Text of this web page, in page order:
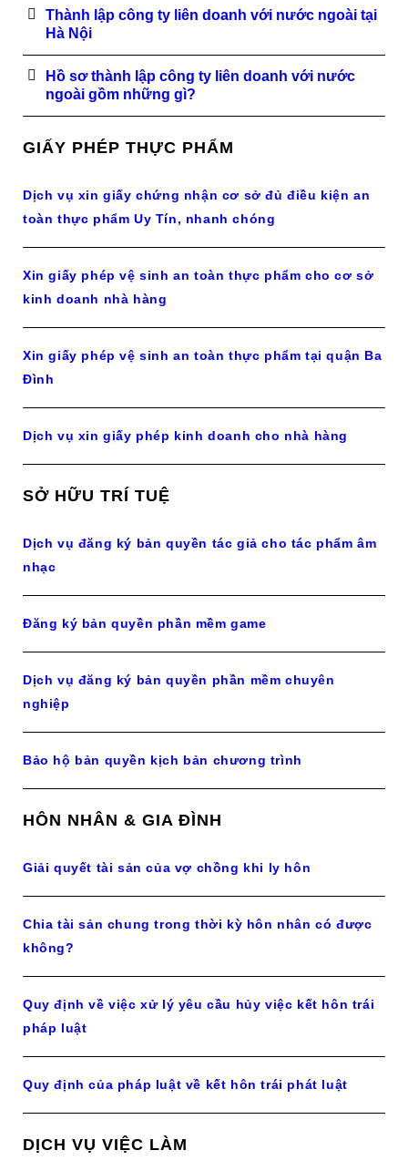
Thành lập công ty liên doanh với nước ngoài tại
Hà Nội
Hồ sơ thành lập công ty liên doanh với nước
ngoài gồm những gì?
GIẤY PHÉP THỰC PHẨM
Dịch vụ xin giấy chứng nhận cơ sở đủ điều kiện an
toàn thực phẩm Uy Tín, nhanh chóng
Xin giấy phép vệ sinh an toàn thực phẩm cho cơ sở
kinh doanh nhà hàng
Xin giấy phép vệ sinh an toàn thực phẩm tại quận Ba
Đình
Dịch vụ xin giấy phép kinh doanh cho nhà hàng
SỞ HỮU TRÍ TUỆ
Dịch vụ đăng ký bản quyền tác giả cho tác phẩm âm
nhạc
Đăng ký bản quyền phần mềm game
Dịch vụ đăng ký bản quyền phần mềm chuyên
nghiệp
Bảo hộ bản quyền kịch bản chương trình
HÔN NHÂN & GIA ĐÌNH
Giải quyết tài sản của vợ chồng khi ly hôn
Chia tài sản chung trong thời kỳ hôn nhân có được
không?
Quy định về việc xử lý yêu cầu hủy việc kết hôn trái
pháp luật
Quy định của pháp luật về kết hôn trái phát luật
DỊCH VỤ VIỆC LÀM